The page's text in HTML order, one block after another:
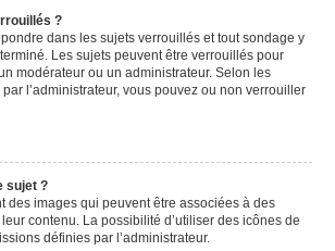
?
dans les sujets verrouillés et tout sondage y
Les sujets peuvent être verrouillés pour
modérateur ou un administrateur. Selon les
l’administrateur, vous pouvez ou non verrouiller
sujet ?
des images qui peuvent être associées à des
contenu. La possibilité d’utiliser des icônes de
définies par l’administrateur.